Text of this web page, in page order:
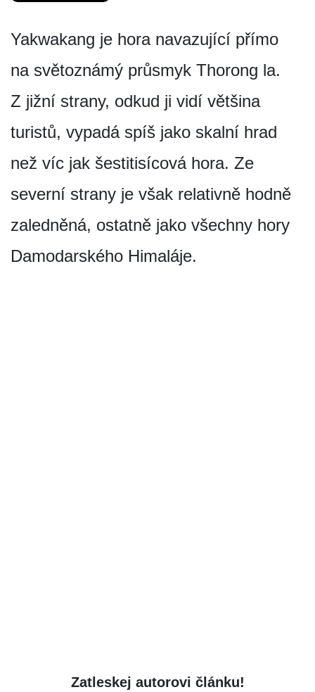
Yakwakang je hora navazující přímo
na světoznámý průsmyk Thorong la.
Z jižní strany, odkud ji vidí většina
turistů, vypadá spíš jako skalní hrad
než víc jak šestitisícová hora. Ze
severní strany je však relativně hodně
zaledněná, ostatně jako všechny hory
Damodarského Himaláje.
Zatleskej autorovi článku!